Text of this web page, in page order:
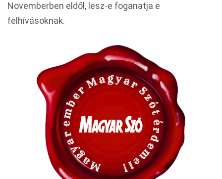
Novemberben eldől, lesz-e foganatja e
felhívásoknak.